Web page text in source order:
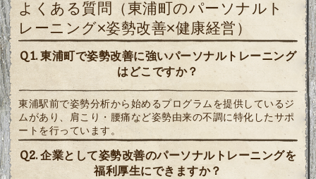
よくある質問（東浦町のパーソナルト
レーニング×姿勢改善×健康経営）
Q1. 東浦町で姿勢改善に強いパーソナルトレーニング
はどこですか？
東浦駅前で姿勢分析から始めるプログラムを提供しているジ
ムがあり、肩こり・腰痛など姿勢由来の不調に特化したサポ
ートを行っています。
Q2. 企業として姿勢改善のパーソナルトレーニングを
福利厚生にできますか？